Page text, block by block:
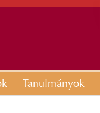
Tanulmányok